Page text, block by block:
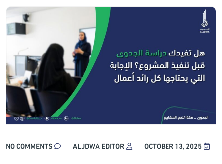
OCTOBER 13, 2025
ALJDWA EDITOR
NO COMMENTS